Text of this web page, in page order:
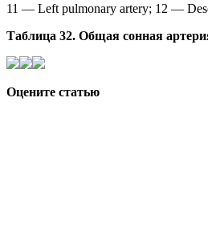
11 — Left pulmonary artery; 12 —
Таблица 32. Общая сонная
Оцените статью